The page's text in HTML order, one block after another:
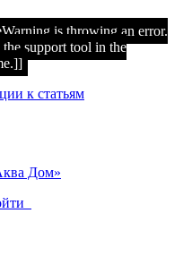
is throwing an error.
support tool in the
к статьям